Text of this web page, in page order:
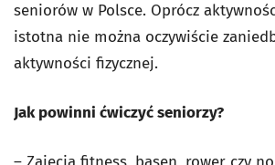
seniorów w Polsce. Oprócz
istotna nie można oczywiście
aktywności fizycznej.
Jak powinni ćwiczyć seniorzy?